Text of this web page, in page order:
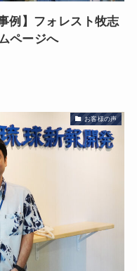
例】フォレスト牧志
ページへ
お客様の声